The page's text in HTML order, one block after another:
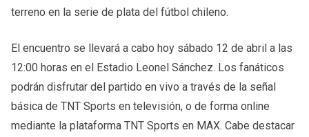
terreno en la serie de plata del fútbol chileno.
El encuentro se llevará a cabo hoy sábado 12 de abril a las
12:00 horas en el Estadio Leonel Sánchez. Los fanáticos
podrán disfrutar del partido en vivo a través de la señal
básica de TNT Sports en televisión, o de forma online
mediante la plataforma TNT Sports en MAX. Cabe destacar